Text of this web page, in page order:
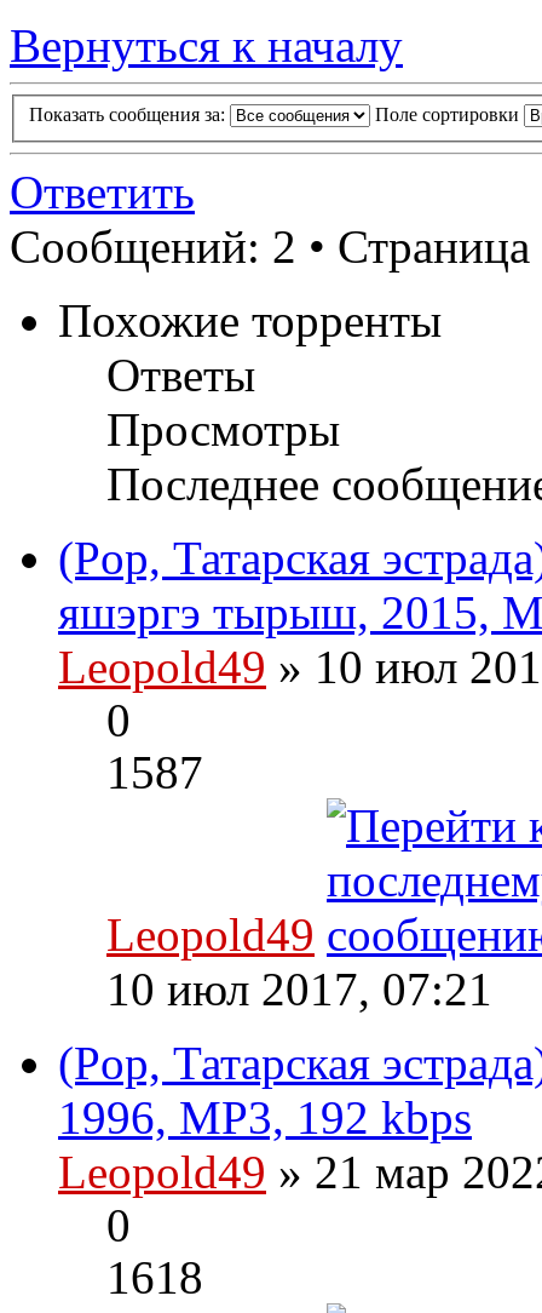
Вернуться к началу
Показать сообщения за: Поле сортировки
Ответить
Сообщений: 2 • Страница
Похожие торренты
Ответы
Просмотры
Последнее
(Pop, Татарская
яшэргэ тырыш, 2015,
Leopold49 » 10 июл
0
1587
Leopold49
10 июл 2017, 07:21
(Pop, Татарская
1996, MP3, 192 kbps
Leopold49 » 21 мар
0
1618